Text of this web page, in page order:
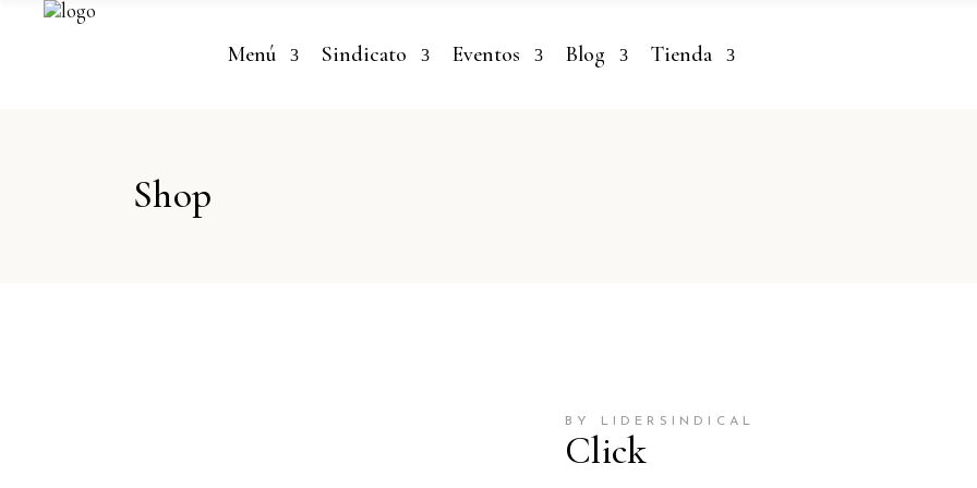
Menú Sindicato Eventos Blog Tienda
Shop
BY LIDERSINDICAL
Click